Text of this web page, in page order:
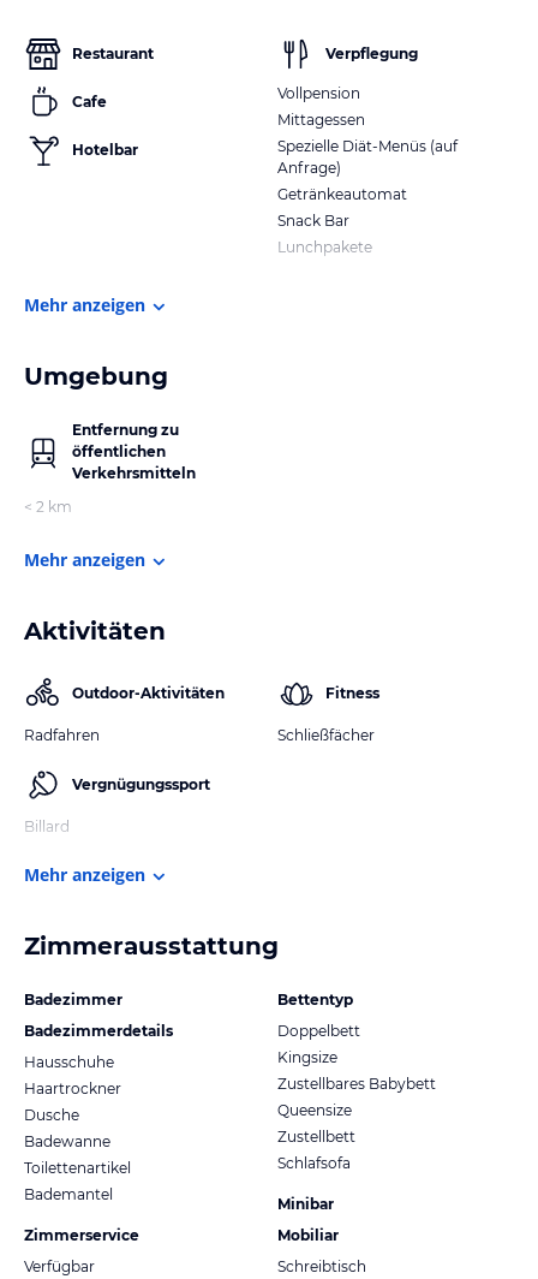
Restaurant
Cafe
Hotelbar
Verpflegung
Vollpension
Mittagessen
Spezielle Diät-Menüs (auf
Anfrage)
Getränkeautomat
Snack Bar
Lunchpakete
Mehr anzeigen
Umgebung
Entfernung zu
öffentlichen
Verkehrsmitteln
< 2 km
Mehr anzeigen
Aktivitäten
Outdoor-Aktivitäten
Radfahren
Vergnügungssport
Billard
Fitness
Schließfächer
Mehr anzeigen
Zimmerausstattung
Badezimmer
Badezimmerdetails
Hausschuhe
Haartrockner
Dusche
Badewanne
Toilettenartikel
Bademantel
Zimmerservice
Verfügbar
Bettentyp
Doppelbett
Kingsize
Zustellbares Babybett
Queensize
Zustellbett
Schlafsofa
Minibar
Mobiliar
Schreibtisch